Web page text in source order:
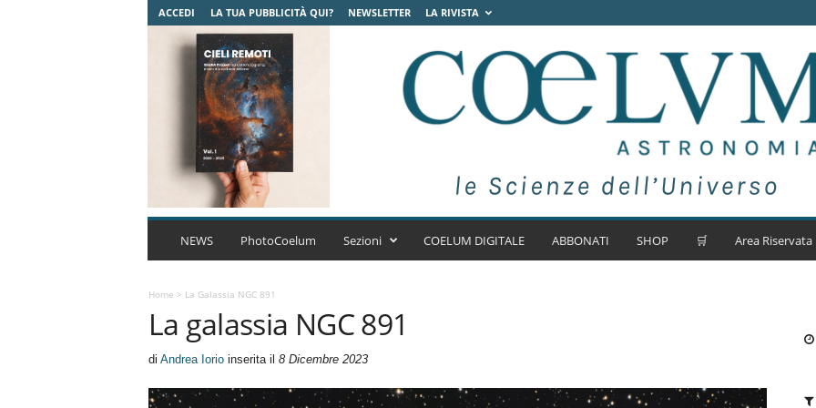
ACCEDI LA TUA PUBBLICITÀ QUI? NEWSLETTER LA RIVISTA
C
m
A
r
NEWS PhotoCoelum Sezioni COELUM DIGITALE ABBONATI SHOP 🛒 Area Riservata
Home > La Galassia NGC 891
La galassia NGC 891
di Andrea Iorioinserita il 8 Dicembre 2023